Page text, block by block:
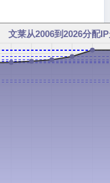
文莱从2006到2026分配